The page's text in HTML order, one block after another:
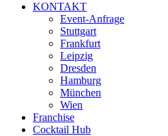
KONTAKT
Event-Anfrage
Stuttgart
Frankfurt
Leipzig
Dresden
Hamburg
München
Wien
Franchise
Cocktail Hub